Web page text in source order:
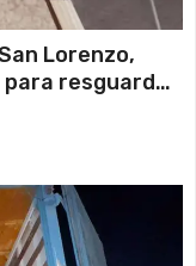
Lorenzo,
resguardar